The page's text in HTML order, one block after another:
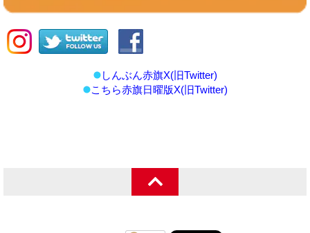
しんぶん赤旗X(旧Twitter)
こちら赤旗日曜版X(旧Twitter)